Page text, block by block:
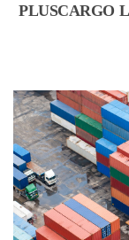
PLUSCARGO